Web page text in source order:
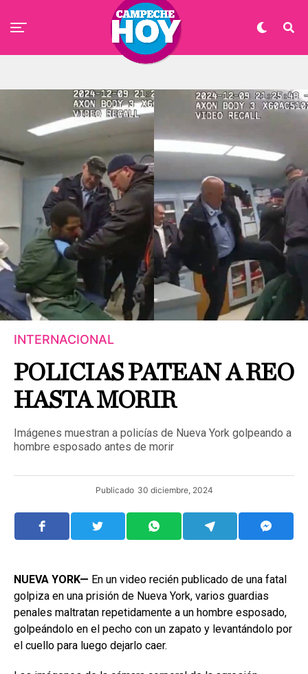
INTERNACIONAL
POLICIAS PATEAN A REO
HASTA MORIR
Imágenes muestran a policías de Nueva York golpeando a
hombre esposado antes de morir
Publicado 30 diciembre, 2024
NUEVA YORK— En un video recién publicado de una fatal
golpiza en una prisión de Nueva York, varios guardias
penales maltratan repetidamente a un hombre esposado,
golpeándolo en el pecho con un zapato y levantándolo por
el cuello para luego dejarlo caer.